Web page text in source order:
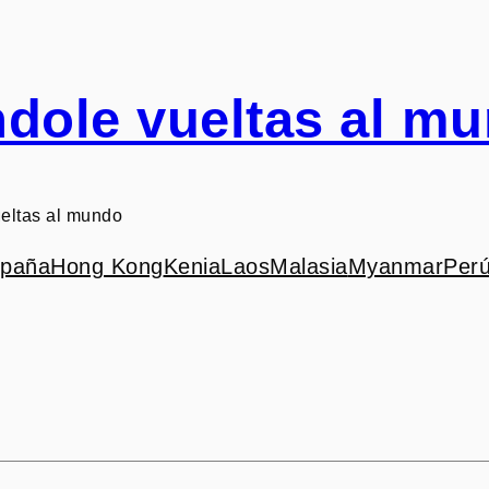
vueltas al
al mundo
Hong KongKeniaLaosMalasiaMyanmar